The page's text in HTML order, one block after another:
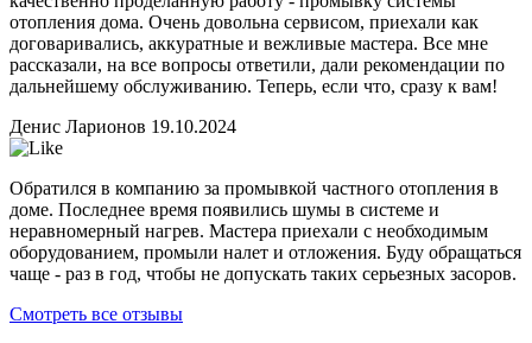
отопления дома. Очень довольна сервисом, приехали как
договаривались, аккуратные и вежливые мастера. Все мне
рассказали, на все вопросы ответили, дали рекомендации по
дальнейшему обслуживанию. Теперь, если что, сразу к вам!
Денис Ларионов 19.10.2024
Обратился в компанию за промывкой частного отопления в
доме. Последнее время появились шумы в системе и
неравномерный нагрев. Мастера приехали с необходимым
оборудованием, промыли налет и отложения. Буду обращаться
чаще - раз в год, чтобы не допускать таких серьезных засоров.
Смотреть все отзывы